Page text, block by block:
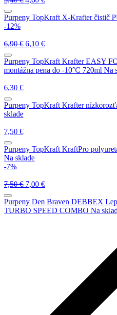
Purpeny TopKraft X-Krafter čistič
-12%
6,90€ 6,10 €
Purpeny TopKraft Krafter EASY
montážna pena do -10°C 720ml Na
6,30 €
Purpeny TopKraft Krafter
sklade
7,50 €
Purpeny TopKraft KraftPro
Na sklade
-7%
7,50€ 7,00 €
Purpeny Den Braven DEBBEX
TURBO SPEED COMBO Na